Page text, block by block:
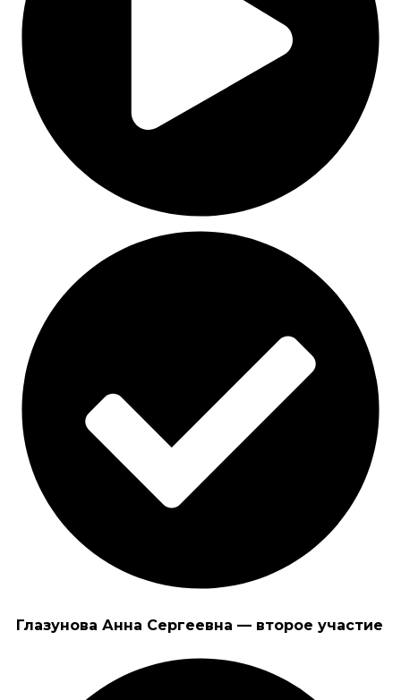
Глазунова Анна Сергеевна — второе участие